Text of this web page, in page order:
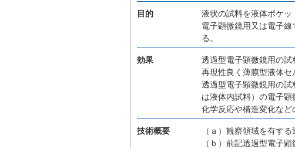
目的
液状の試料を液体ポケ
電子顕微鏡用又は電子
る。
効果
透過型電子顕微鏡用の
再現性良く薄膜型液体セ
透過型電子顕微鏡用の
は液体内試料）の電子
化学反応や構造変化など
技術概要
（ａ）観察領域を有す
（ｂ）前記透過型電子